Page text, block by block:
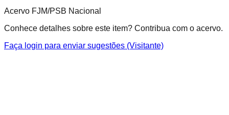
Acervo FJM/PSB Nacional
Conhece detalhes sobre este item? Contribua com o acervo.
Faça login para enviar sugestões (Visitante)